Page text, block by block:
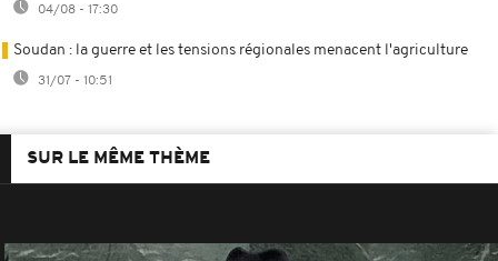
04/08 - 17:30
Soudan : la guerre et les tensions régionales menacent l'agriculture
31/07 - 10:51
SUR LE MÊME THÈME